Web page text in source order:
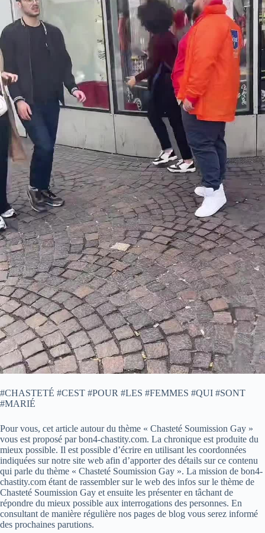
#CHASTETÉ #CEST #POUR #LES #FEMMES #QUI #SONT
#MARIÉ
Pour vous, cet article autour du thème « Chasteté Soumission Gay »
vous est proposé par bon4-chastity.com. La chronique est produite du
mieux possible. Il est possible d’écrire en utilisant les coordonnées
indiquées sur notre site web afin d’apporter des détails sur ce contenu
qui parle du thème « Chasteté Soumission Gay ». La mission de bon4-
chastity.com étant de rassembler sur le web des infos sur le thème de
Chasteté Soumission Gay et ensuite les présenter en tâchant de
répondre du mieux possible aux interrogations des personnes. En
consultant de manière régulière nos pages de blog vous serez informé
des prochaines parutions.